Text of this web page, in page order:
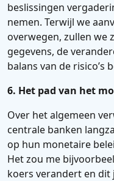
beslissingen
nemen. Terwijl we
overwegen, zullen we
gegevens, de
balans van de risico’s
6. Het pad van het
Over het algemeen
centrale banken
op hun monetaire
Het zou me
koers verandert en dit